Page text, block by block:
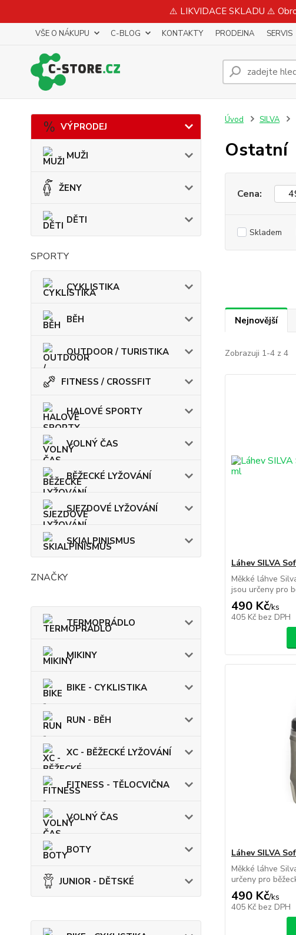
⚠️ LIKVIDACE SKLADU ⚠️
VŠE O NÁKUPU C-BLOG KONTAKTY PRODEJNA SERVIS
VÝPRODEJ
MUŽI
ŽENY
DĚTI
SPORTY
CYKLISTIKA
BĚH
OUTDOOR / TURISTIKA
FITNESS / CROSSFIT
HALOVÉ SPORTY
VOLNÝ ČAS
BĚŽECKÉ LYŽOVÁNÍ
SJEZDOVÉ LYŽOVÁNÍ
SKIALPINISMUS
ZNAČKY
TERMOPRÁDLO
MIKINY
BIKE - CYKLISTIKA
RUN - BĚH
XC - BĚŽECKÉ LYŽOVÁNÍ
FITNESS - TĚLOCVIČNA
VOLNÝ ČAS
BOTY
JUNIOR - DĚTSKÉ
Úvod SILVA
Ostatní
Cena:
Skladem
Nejnovější
Zobrazuji 1-4 z 4
Láhev SILVA
Měkké láhve
jsou určeny pro
490 Kč/ks
405 Kč bez DPH
Láhev SILVA
Měkké láhve
určeny pro
490 Kč/ks
405 Kč bez DPH